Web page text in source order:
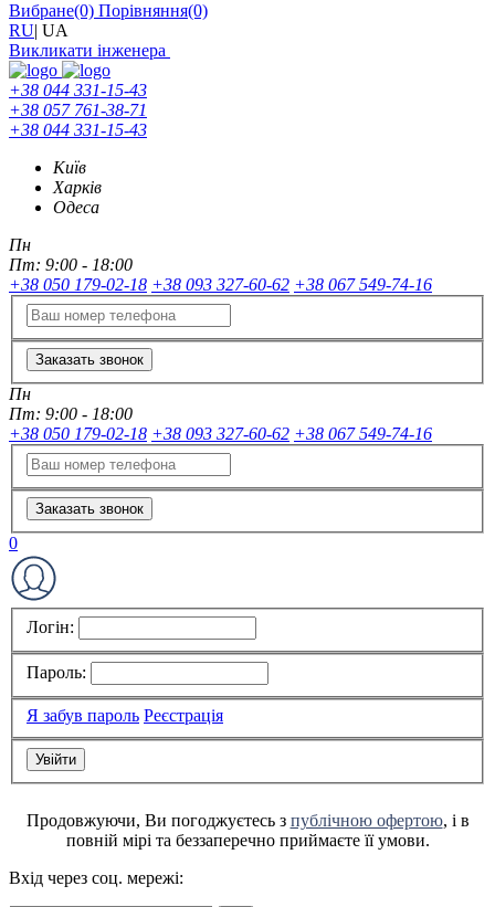
Вибране(0) Порівняння(0)
RU| UA
Викликати інженера
+38 044 331-15-43
+38 057 761-38-71
+38 044 331-15-43
Київ
Харків
Одеса
Пн
Пт: 9:00 - 18:00
+38 050 179-02-18 +38 093 327-60-62 +38 067 549-74-16
Заказать звонок
Пн
Пт: 9:00 - 18:00
+38 050 179-02-18 +38 093 327-60-62 +38 067 549-74-16
Заказать звонок
0
Логін:
Пароль:
Я забув пароль Реєстрація
Продовжуючи, Ви погоджуєтесь з публічною офертою, і в
повній мірі та беззаперечно приймаєте її умови.
Вхід через соц. мережі: